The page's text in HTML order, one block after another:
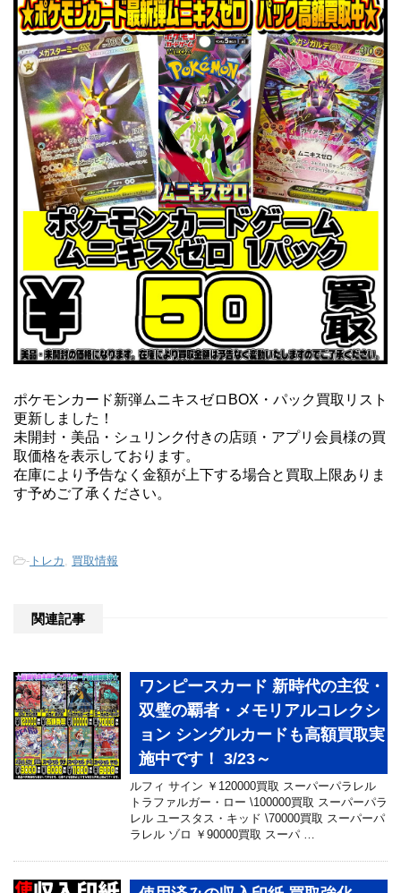
ポケモンカード新弾ムニキスゼロBOX・パック買取リスト
更新しました！
未開封・美品・シュリンク付きの店頭・アプリ会員様の買
取価格を表示しております。
在庫により予告なく金額が上下する場合と買取上限ありま
す予めご了承ください。
- トレカ 買取情報
関連記事
ワンピースカード 新時代の主役・
双璧の覇者・メモリアルコレクシ
ョン シングルカードも高額買取実
施中です！ 3/23～
ルフィ サイン ￥120000買取 スーパーパラレル
トラファルガー・ロー \100000買取 スーパーパラ
レル ユースタス・キッド \70000買取 スーパーパ
ラレル ゾロ ￥90000買取 スーパ …